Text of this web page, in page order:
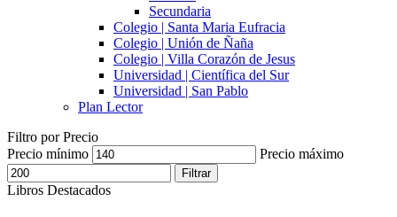
Secundaria
Colegio | Santa Maria Eufracia
Colegio | Unión de Ñaña
Colegio | Villa Corazón de Jesus
Universidad | Científica del Sur
Universidad | San Pablo
Plan Lector
Filtro por Precio
Precio mínimo
Precio máximo
Filtrar
Libros Destacados